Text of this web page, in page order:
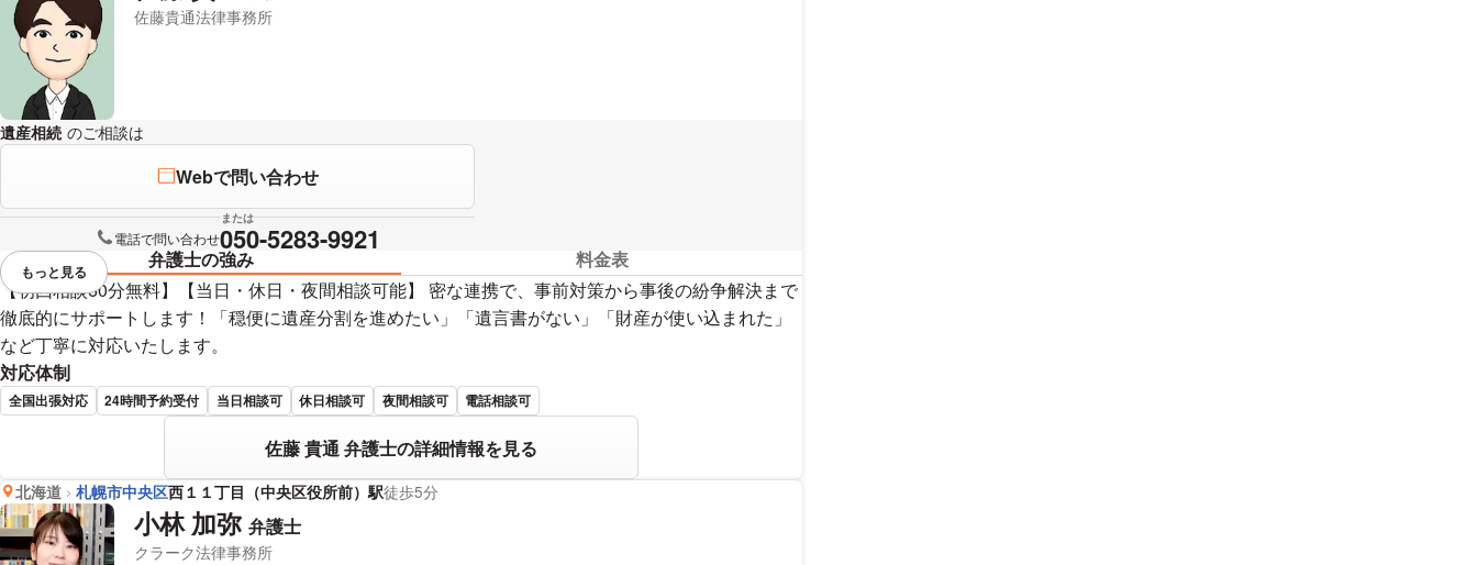
佐藤貴通法律事務所
遺産相続 のご相談は
Webで問い合わせ
または
電話で問い合わせ050-5283-9921
弁護士の強み
料金表
【初回相談60分無料】【当日・休日・夜間相談可能】 密な連携で、事前対策から事後の紛争解決まで
徹底的にサポートします！「穏便に遺産分割を進めたい」「遺言書がない」「財産が使い込まれた」
など丁寧に対応いたします。
対応体制
全国出張対応 24時間予約受付 当日相談可 休日相談可 夜間相談可 電話相談可
佐藤 貴通 弁護士の詳細情報を見る
視覚的に省略されている要素を
もっと見る
北海道 札幌市中央区西１１丁目（中央区役所前）駅徒歩5分
小林 加弥 弁護士
クラーク法律事務所